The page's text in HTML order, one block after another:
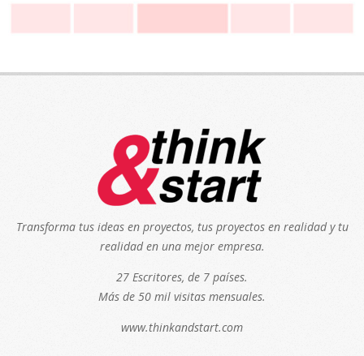
Transforma tus ideas en proyectos, tus proyectos en realidad y tu
realidad en una mejor empresa.
27 Escritores, de 7 países.
Más de 50 mil visitas mensuales.
www.thinkandstart.com